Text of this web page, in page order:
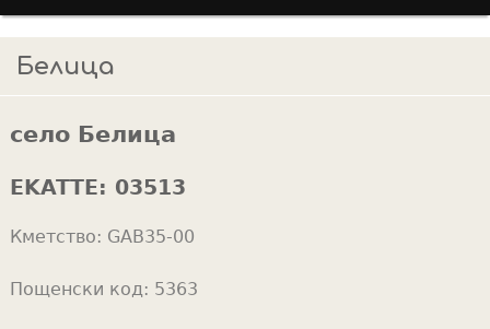
r
c
h
f
r
m
и
o
u
r
e
e
Белица
село Белица
EKATTE: 03513
Кметство: GAB35-00
Пощенски код: 5363